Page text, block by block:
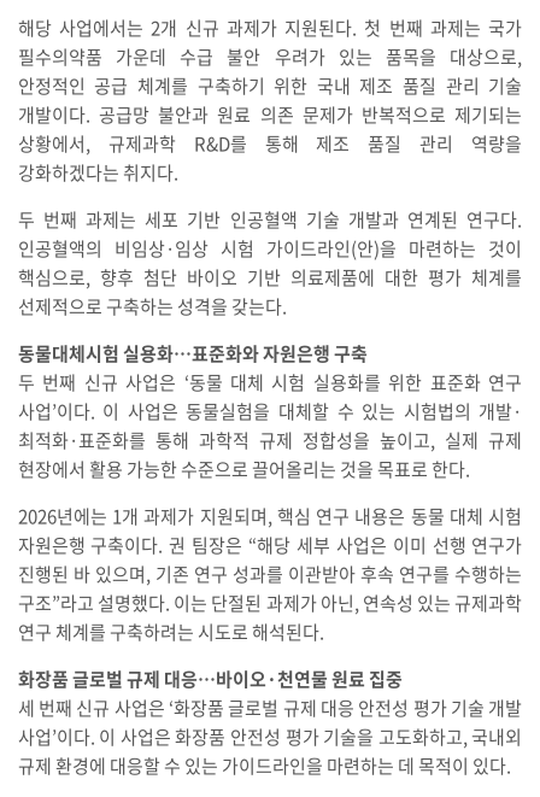
해당 사업에서는 2개 신규 과제가 지원된다. 첫 번째 과제는 국가
필수의약품 가운데 수급 불안 우려가 있는 품목을 대상으로,
안정적인 공급 체계를 구축하기 위한 국내 제조 품질 관리 기술
개발이다. 공급망 불안과 원료 의존 문제가 반복적으로 제기되는
상황에서, 규제과학 R&D를 통해 제조 품질 관리 역량을
강화하겠다는 취지다.
두 번째 과제는 세포 기반 인공혈액 기술 개발과 연계된 연구다.
인공혈액의 비임상·임상 시험 가이드라인(안)을 마련하는 것이
핵심으로, 향후 첨단 바이오 기반 의료제품에 대한 평가 체계를
선제적으로 구축하는 성격을 갖는다.
동물대체시험 실용화…표준화와 자원은행 구축
두 번째 신규 사업은 ‘동물 대체 시험 실용화를 위한 표준화 연구
사업’이다. 이 사업은 동물실험을 대체할 수 있는 시험법의 개발·
최적화·표준화를 통해 과학적 규제 정합성을 높이고, 실제 규제
현장에서 활용 가능한 수준으로 끌어올리는 것을 목표로 한다.
2026년에는 1개 과제가 지원되며, 핵심 연구 내용은 동물 대체 시험
자원은행 구축이다. 권 팀장은 “해당 세부 사업은 이미 선행 연구가
진행된 바 있으며, 기존 연구 성과를 이관받아 후속 연구를 수행하는
구조”라고 설명했다. 이는 단절된 과제가 아닌, 연속성 있는 규제과학
연구 체계를 구축하려는 시도로 해석된다.
화장품 글로벌 규제 대응…바이오·천연물 원료 집중
세 번째 신규 사업은 ‘화장품 글로벌 규제 대응 안전성 평가 기술 개발
사업’이다. 이 사업은 화장품 안전성 평가 기술을 고도화하고, 국내외
규제 환경에 대응할 수 있는 가이드라인을 마련하는 데 목적이 있다.